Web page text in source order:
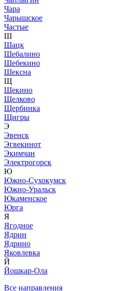
Чара
Чарышское
Частые
Ш
Шацк
Шебалино
Шебекино
Шексна
Щ
Щекино
Щелково
Щербинка
Щигры
Э
Эвенск
Эгвекинот
Экимчан
Электрогорск
Ю
Южно-Сухокумск
Южно-Уральск
Юкаменское
Юрга
Я
Ягодное
Ядрин
Ядрино
Яковлевка
Й
Йошкар-Ола
Все направления